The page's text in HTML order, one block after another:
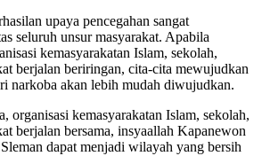
upaya pencegahan sangat
seluruh unsur masyarakat. Apabila
kemasyarakatan Islam, sekolah,
berjalan beriringan, cita-cita mewujudkan
narkoba akan lebih mudah diwujudkan.
organisasi kemasyarakatan Islam, sekolah,
berjalan bersama, insyaallah Kapanewon
dapat menjadi wilayah yang bersih